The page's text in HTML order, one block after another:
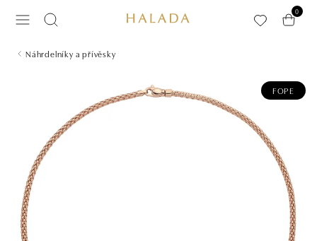
0
Náhrdelníky a přívěsky
FOPE